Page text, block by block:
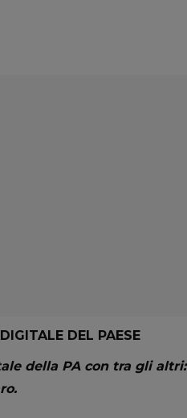
DEL PAESE
della PA con tra gli altri: